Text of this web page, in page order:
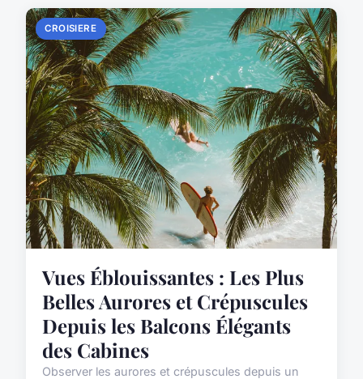
CROISIERE
Vues Éblouissantes : Les Plus
Belles Aurores et Crépuscules
Depuis les Balcons Élégants
des Cabines
Observer les aurores et crépuscules depuis un